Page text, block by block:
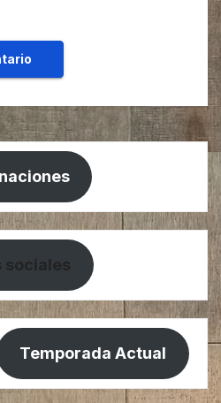
sociales
Temporada Actual